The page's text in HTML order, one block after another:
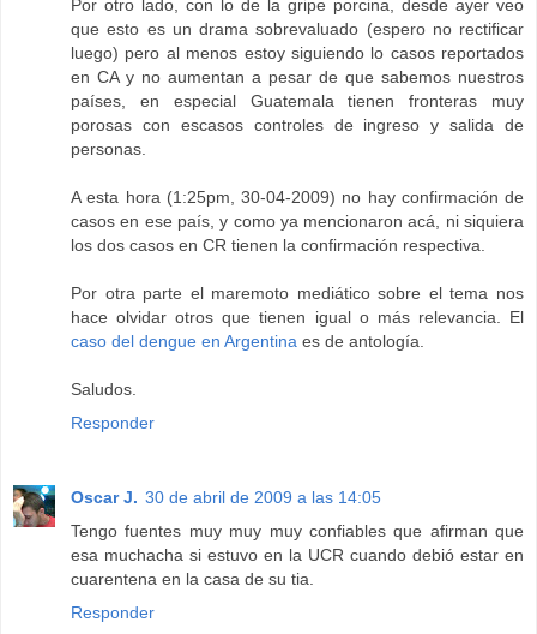
Por otro lado, con lo de la gripe porcina, desde ayer veo
que esto es un drama sobrevaluado (espero no rectificar
luego) pero al menos estoy siguiendo lo casos reportados
en CA y no aumentan a pesar de que sabemos nuestros
países, en especial Guatemala tienen fronteras muy
porosas con escasos controles de ingreso y salida de
personas.
A esta hora (1:25pm, 30-04-2009) no hay confirmación de
casos en ese país, y como ya mencionaron acá, ni siquiera
los dos casos en CR tienen la confirmación respectiva.
Por otra parte el maremoto mediático sobre el tema nos
hace olvidar otros que tienen igual o más relevancia. El
caso del dengue en Argentina es de antología.
Saludos.
Responder
Oscar J. 30 de abril de 2009 a las 14:05
Tengo fuentes muy muy muy confiables que afirman que
esa muchacha si estuvo en la UCR cuando debió estar en
cuarentena en la casa de su tia.
Responder